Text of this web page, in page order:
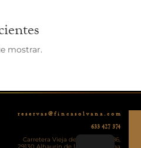
mostrar.
r e s e r v a s @ f i n c a s o l v a n a . c o m
633 427 374
Carretera Vieja de Ronda, KM 86,